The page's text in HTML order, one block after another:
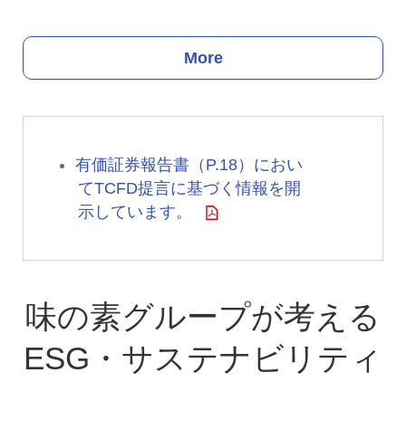
More
有価証券報告書（P.18）におい
てTCFD提言に基づく情報を開
示しています。
味の素グループが考える
ESG・サステナビリティ